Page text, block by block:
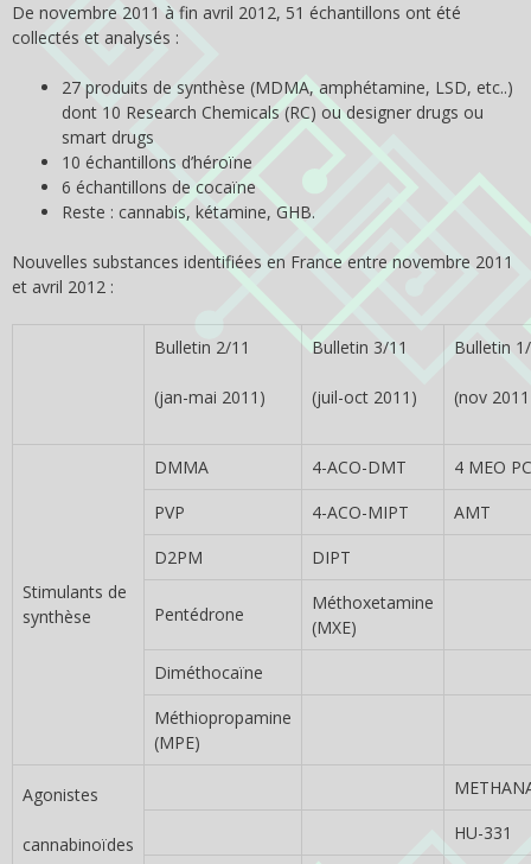
De novembre 2011 à fin avril 2012, 51 échantillons ont été
collectés et analysés :
27 produits de synthèse (MDMA, amphétamine, LSD, etc..)
dont 10 Research Chemicals (RC) ou designer drugs ou
smart drugs
10 échantillons d’héroïne
6 échantillons de cocaïne
Reste : cannabis, kétamine, GHB.
Nouvelles substances identifiées en France entre novembre 2011
et avril 2012 :
Bulletin 2/11
(jan-mai 2011)
Bulletin 3/11
(juil-oct 2011)
Bulletin
(nov
Stimulants de
synthèse
DMMA 4-ACO-DMT
4 MEO
PVP
4-ACO-MIPT
AMT
D2PM
DIPT
Pentédrone
Méthoxetamine
(MXE)
Diméthocaïne
Méthiopropamine
(MPE)
Agonistes
cannabinoïdes
HU-331